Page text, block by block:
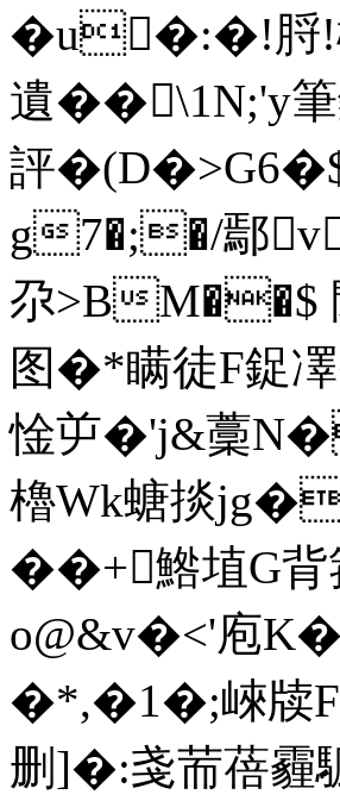
�u�:�!脟
遺��\1N;'y
評
g7�;�/鄢
尕>BM��$
图�*瞒徒F
惍屰�'j&藳
櫓Wk螗掞
��+鯦埴G
o@&v�<'庖K�;
�*,�1�;崍牍
删]�:戔荋蓓